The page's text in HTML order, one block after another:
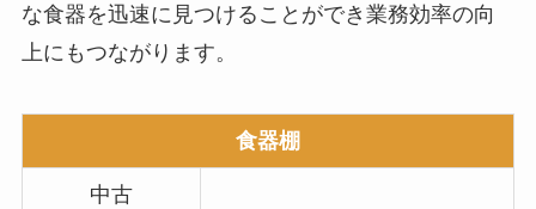
な食器を迅速に見つけることができ業務効率の向
上にもつながります。
食器棚
中古